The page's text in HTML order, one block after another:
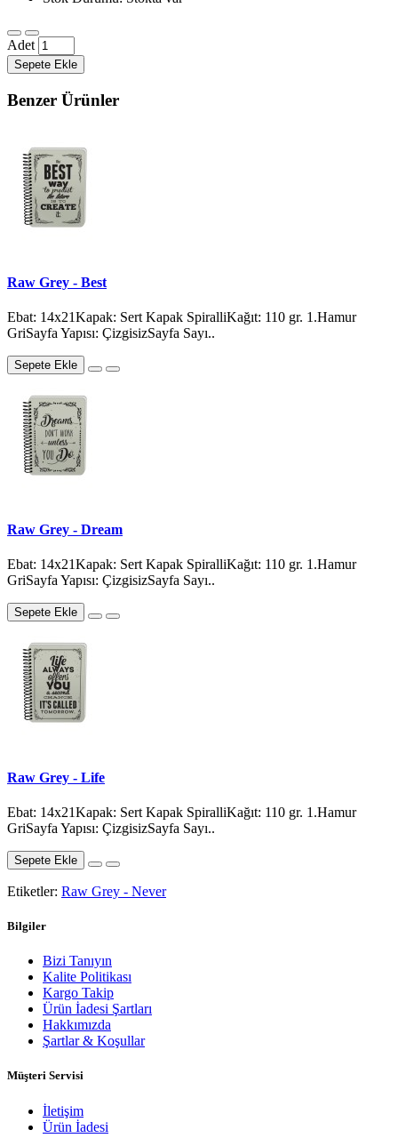
Adet
Sepete Ekle
Benzer Ürünler
Raw Grey - Best
Ebat: 14x21Kapak: Sert Kapak SpiralliKağıt: 110 gr. 1.Hamur
GriSayfa Yapısı: ÇizgisizSayfa Sayı..
Sepete Ekle
Raw Grey - Dream
Ebat: 14x21Kapak: Sert Kapak SpiralliKağıt: 110 gr. 1.Hamur
GriSayfa Yapısı: ÇizgisizSayfa Sayı..
Sepete Ekle
Raw Grey - Life
Ebat: 14x21Kapak: Sert Kapak SpiralliKağıt: 110 gr. 1.Hamur
GriSayfa Yapısı: ÇizgisizSayfa Sayı..
Sepete Ekle
Etiketler: Raw Grey - Never
Bilgiler
Bizi Tanıyın
Kalite Politikası
Kargo Takip
Ürün İadesi Şartları
Hakkımızda
Şartlar & Koşullar
Müşteri Servisi
İletişim
Ürün İadesi